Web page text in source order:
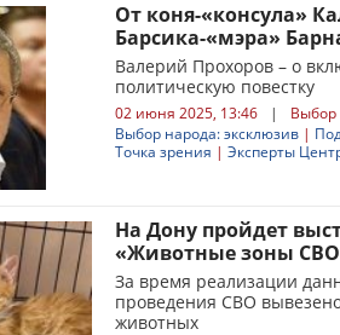
От коня-«консула»
Барсика-«мэра»
Валерий Прохоров – о
политическую повестку
02 июня 2025, 13:46 |
Выбор
Выбор народа: эксклюзив |
Точка зрения | Эксперты
На Дону пройдет
«Животные зоны
За время реализации
проведения СВО
животных